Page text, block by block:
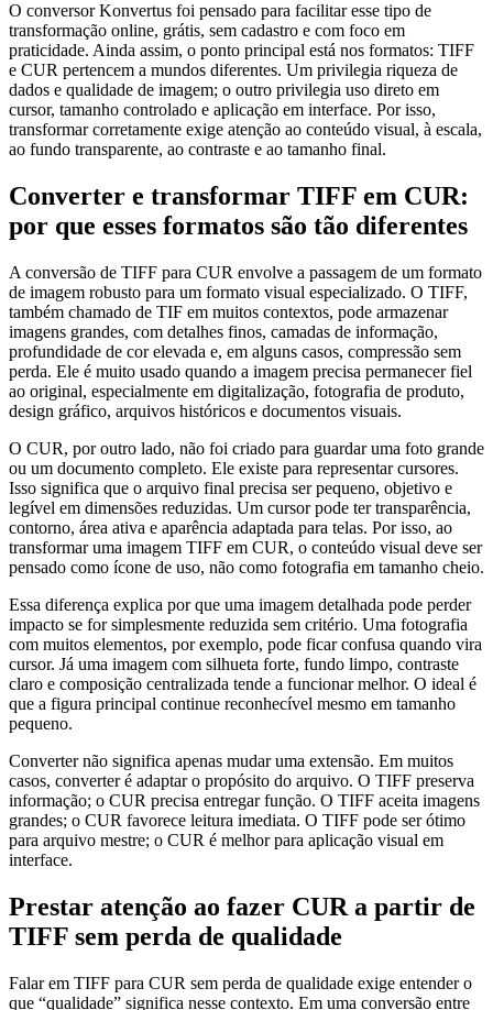
O conversor Konvertus foi pensado para facilitar esse tipo de
transformação online, grátis, sem cadastro e com foco em
praticidade. Ainda assim, o ponto principal está nos formatos: TIFF
e CUR pertencem a mundos diferentes. Um privilegia riqueza de
dados e qualidade de imagem; o outro privilegia uso direto em
cursor, tamanho controlado e aplicação em interface. Por isso,
transformar corretamente exige atenção ao conteúdo visual, à escala,
ao fundo transparente, ao contraste e ao tamanho final.
Converter e transformar TIFF em CUR:
por que esses formatos são tão diferentes
A conversão de TIFF para CUR envolve a passagem de um formato
de imagem robusto para um formato visual especializado. O TIFF,
também chamado de TIF em muitos contextos, pode armazenar
imagens grandes, com detalhes finos, camadas de informação,
profundidade de cor elevada e, em alguns casos, compressão sem
perda. Ele é muito usado quando a imagem precisa permanecer fiel
ao original, especialmente em digitalização, fotografia de produto,
design gráfico, arquivos históricos e documentos visuais.
O CUR, por outro lado, não foi criado para guardar uma foto grande
ou um documento completo. Ele existe para representar cursores.
Isso significa que o arquivo final precisa ser pequeno, objetivo e
legível em dimensões reduzidas. Um cursor pode ter transparência,
contorno, área ativa e aparência adaptada para telas. Por isso, ao
transformar uma imagem TIFF em CUR, o conteúdo visual deve ser
pensado como ícone de uso, não como fotografia em tamanho cheio.
Essa diferença explica por que uma imagem detalhada pode perder
impacto se for simplesmente reduzida sem critério. Uma fotografia
com muitos elementos, por exemplo, pode ficar confusa quando vira
cursor. Já uma imagem com silhueta forte, fundo limpo, contraste
claro e composição centralizada tende a funcionar melhor. O ideal é
que a figura principal continue reconhecível mesmo em tamanho
pequeno.
Converter não significa apenas mudar uma extensão. Em muitos
casos, converter é adaptar o propósito do arquivo. O TIFF preserva
informação; o CUR precisa entregar função. O TIFF aceita imagens
grandes; o CUR favorece leitura imediata. O TIFF pode ser ótimo
para arquivo mestre; o CUR é melhor para aplicação visual em
interface.
Prestar atenção ao fazer CUR a partir de
TIFF sem perda de qualidade
Falar em TIFF para CUR sem perda de qualidade exige entender o
que “qualidade” significa nesse contexto. Em uma conversão entre